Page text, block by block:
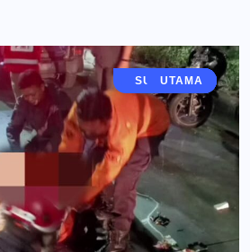
BERITA
JAWA TIMUR
PERISTIWA
SURABAYA
UTAMA